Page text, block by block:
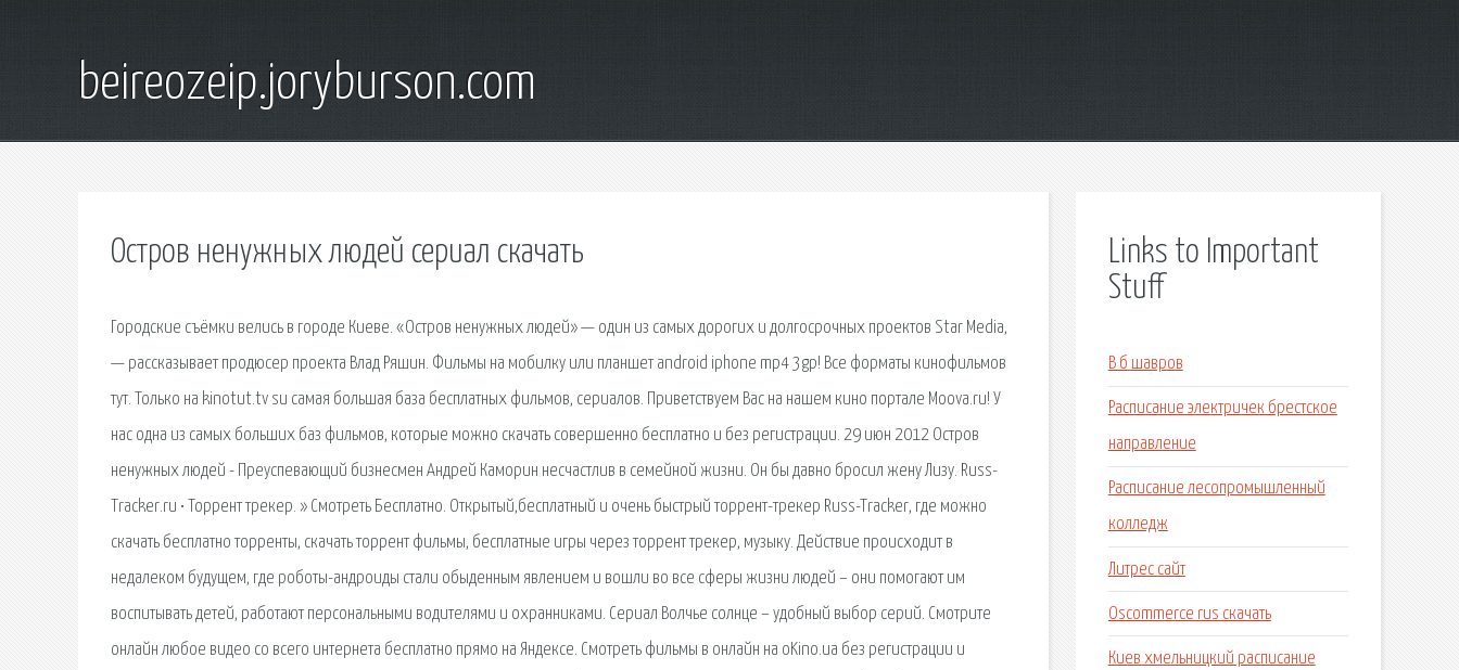
beireozeip.joryburson.com
Остров ненужных людей сериал скачать
Городские съёмки велись в городе Киеве. «Остров ненужных людей» — один из самых дорогих и долгосрочных проектов Star Media,
— рассказывает продюсер проекта Влад Ряшин. Фильмы на мобилку или планшет android iphone mp4 3gp! Все форматы кинофильмов
тут. Только на kinotut.tv su самая большая база бесплатных фильмов, сериалов. Приветствуем Вас на нашем кино портале Moova.ru! У
нас одна из самых больших баз фильмов, которые можно скачать совершенно бесплатно и без регистрации. 29 июн 2012 Остров
ненужных людей - Преуспевающий бизнесмен Андрей Каморин несчастлив в семейной жизни. Он бы давно бросил жену Лизу. Russ-
Tracker.ru • Торрент трекер. » Смотреть Бесплатно. Открытый,бесплатный и очень быстрый торрент-трекер Russ-Tracker, где можно
скачать бесплатно торренты, скачать торрент фильмы, бесплатные игры через торрент трекер, музыку. Действие происходит в
недалеком будущем, где роботы-андроиды стали обыденным явлением и вошли во все сферы жизни людей – они помогают им
воспитывать детей, работают персональными водителями и охранниками. Сериал Волчье солнце – удобный выбор серий. Смотрите
онлайн любое видео со всего интернета бесплатно прямо на Яндексе. Смотреть фильмы в онлайн на oKino.ua без регистрации и
Links to Important
Stuff
В б шавров
Расписание электричек брестское
направление
Расписание лесопромышленный
колледж
Литрес сайт
Oscommerce rus скачать
Киев хмельницкий расписание